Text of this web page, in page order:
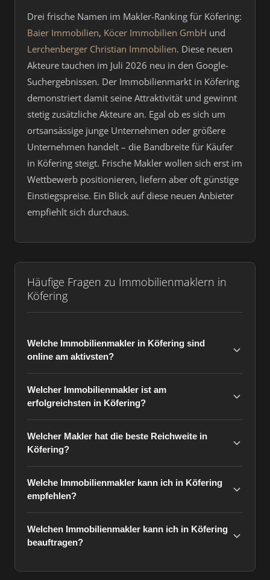
Drei frische Namen im Makler-Ranking für Köfering:
Baier Immobilien, Köcer Immobilien GmbH und
Lerchenberger Christian Immobilien. Diese neuen
Akteure tauchen im Juli 2026 neu in den Google-
Suchergebnissen. Der Immobilienmarkt in Köfering
demonstriert damit seine Attraktivität und gewinnt
stetig zusätzliche Akteure an. Egal ob es sich um
ortsansässige junge Unternehmen oder größere
Unternehmen handelt – die Bandbreite für Käufer
in Köfering steigt. Frische Makler wollen sich erst im
Wettbewerb positionieren, liefern aber oft günstige
Einstiegspreise. Ein Blick auf diese neuen Anbieter
empfiehlt sich durchaus.
Häufige Fragen zu Immobilienmaklern in
Köfering
Welche Immobilienmakler in Köfering sind
online am aktivsten?
Welcher Immobilienmakler ist am
erfolgreichsten in Köfering?
Welcher Makler hat die beste Reichweite in
Köfering?
Welche Immobilienmakler kann ich in Köfering
empfehlen?
Welchen Immobilienmakler kann ich in Köfering
beauftragen?